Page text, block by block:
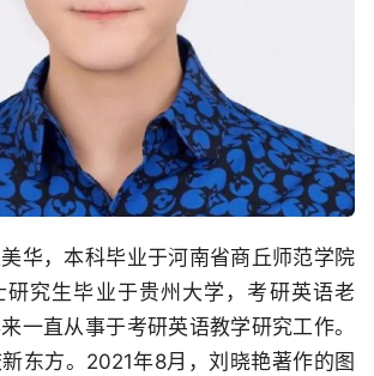
华，本科毕业于河南省商丘师范学院
研究生毕业于贵州大学，考研英语老
一直从事于考研英语教学研究工作。
东方。2021年8月，刘晓艳著作的图